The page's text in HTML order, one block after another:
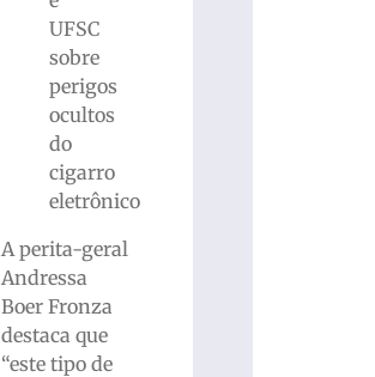
A perita-geral
Andressa
Boer Fronza
destaca que
“este tipo de